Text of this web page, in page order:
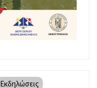
Εκδηλώσεις